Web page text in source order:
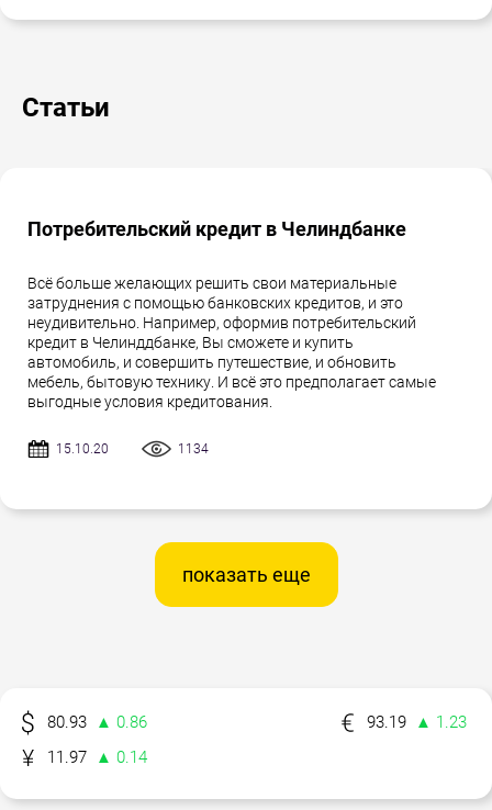
Статьи
Потребительский кредит в Челиндбанке
Всё больше желающих решить свои материальные
затруднения с помощью банковских кредитов, и это
неудивительно. Например, оформив потребительский
кредит в Челинддбанке, Вы сможете и купить
автомобиль, и совершить путешествие, и обновить
мебель, бытовую технику. И всё это предполагает самые
выгодные условия кредитования.
15.10.20 1134
показать еще
80.93 ▲ 0.86 93.19
▲ 1.23
11.97
▲ 0.14